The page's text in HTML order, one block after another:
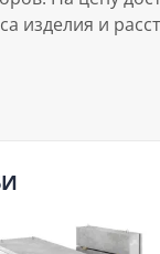
изделия и